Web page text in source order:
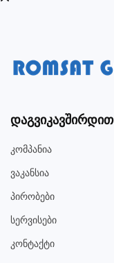
Დაგვიკავშირდით
Კომპანია
Ვაკანსია
Პირობები
Სერვისები
Კონტაქტი